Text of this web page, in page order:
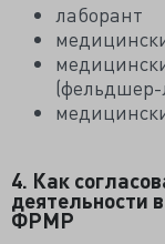
лаборант
(фельдшер-
4. Как
деятельности
ФРМР